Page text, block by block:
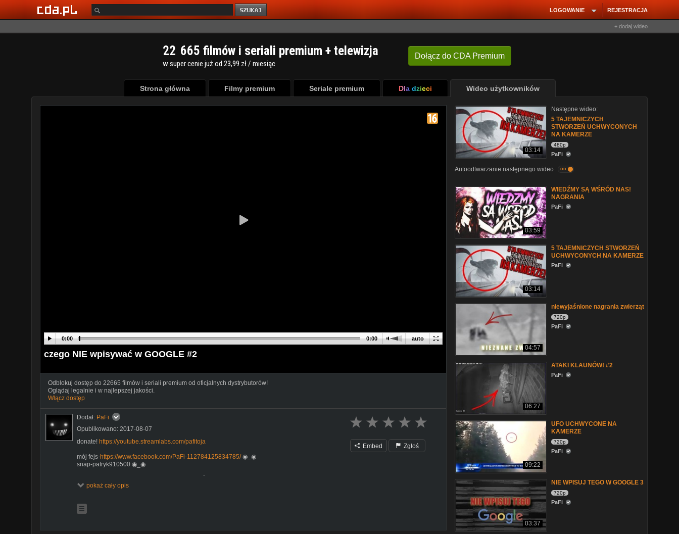
REJESTRACJA
LOGOWANIE
+ dodaj wideo
Dołącz do CDA Premium
22 665 filmów i seriali premium + telewizja
w super cenie już od 23,99 zł / miesiąc
Strona główna Filmy premium Seriale premium Dla dzieci Wideo użytkowników
auto
0:00 0:00
czego NIE wpisywać w GOOGLE #2
Odblokuj dostęp do 22665 filmów i seriali premium od oficjalnych dystrybutorów!
Oglądaj legalnie i w najlepszej jakości.
Włącz dostęp
Dodał: PaFi
Opublikowano: 2017-08-07
donate! https://youtube.streamlabs.com/pafitoja
mój fejs-https://www.facebook.com/PaFi-112784125834785/◉_◉
snap-patryk910500 ◉_◉
https://www.youtube.com/channel/UCuYIk03mosWfACwrRRaditg
Wyślij mi swoją historyjkę w prywatnej wiadomości do mnie !! ◉_◉
email:patryk910500@gmail.com ◉_◉
pokaż cały opis
Embed Zgłoś
03:14
Następne wideo:
5 TAJEMNICZYCH
STWORZEŃ UCHWYCONYCH
NA KAMERZE
480p
PaFi
Autoodtwarzanie następnego wideo on
03:59
WIEDŹMY SĄ WŚRÓD NAS!
NAGRANIA
PaFi
03:14
5 TAJEMNICZYCH STWORZEŃ
UCHWYCONYCH NA KAMERZE
PaFi
04:57
niewyjaśnione nagrania zwierząt
720p
PaFi
06:27
ATAKI KLAUNÓW! #2
PaFi
09:22
UFO UCHWYCONE NA
KAMERZE
720p
PaFi
03:37
NIE WPISUJ TEGO W GOOGLE 3
720p
PaFi